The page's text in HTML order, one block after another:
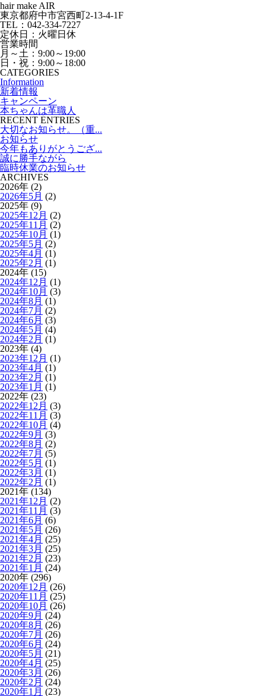
hair make AIR
東京都府中市宮西町2-13-4-1F
TEL：042-334-7227
定休日：火曜日休
営業時間
月～土：9:00～19:00
日・祝：9:00～18:00
CATEGORIES
Information
新着情報
キャンペーン
本ちゃんは革職人
RECENT ENTRIES
大切なお知らせ。（重...
お知らせ
今年もありがとうござ...
誠に勝手ながら
臨時休業のお知らせ
ARCHIVES
2026年 (2)
2026年5月 (2)
2025年 (9)
2025年12月 (2)
2025年11月 (2)
2025年10月 (1)
2025年5月 (2)
2025年4月 (1)
2025年2月 (1)
2024年 (15)
2024年12月 (1)
2024年10月 (3)
2024年8月 (1)
2024年7月 (2)
2024年6月 (3)
2024年5月 (4)
2024年2月 (1)
2023年 (4)
2023年12月 (1)
2023年4月 (1)
2023年2月 (1)
2023年1月 (1)
2022年 (23)
2022年12月 (3)
2022年11月 (3)
2022年10月 (4)
2022年9月 (3)
2022年8月 (2)
2022年7月 (5)
2022年5月 (1)
2022年3月 (1)
2022年2月 (1)
2021年 (134)
2021年12月 (2)
2021年11月 (3)
2021年6月 (6)
2021年5月 (26)
2021年4月 (25)
2021年3月 (25)
2021年2月 (23)
2021年1月 (24)
2020年 (296)
2020年12月 (26)
2020年11月 (25)
2020年10月 (26)
2020年9月 (24)
2020年8月 (26)
2020年7月 (26)
2020年6月 (24)
2020年5月 (21)
2020年4月 (25)
2020年3月 (26)
2020年2月 (24)
2020年1月 (23)